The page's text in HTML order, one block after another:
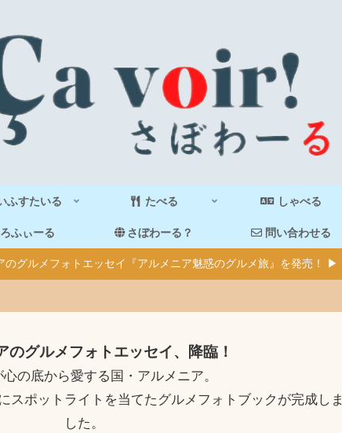
ふすたいる たべる しゃべる
ふぃーる さぼわーる？ 問い合わせる
のグルメフォトエッセイ『アルメニア魅惑のグルメ旅』を発売！ ▶
のグルメフォトエッセイ、降臨！
の底から愛する国・アルメニア。
スポットライトを当てたグルメフォトブックが完成しま
した。